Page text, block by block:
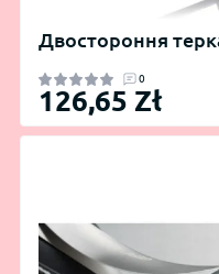
Двостороння
0
126,65 Zł